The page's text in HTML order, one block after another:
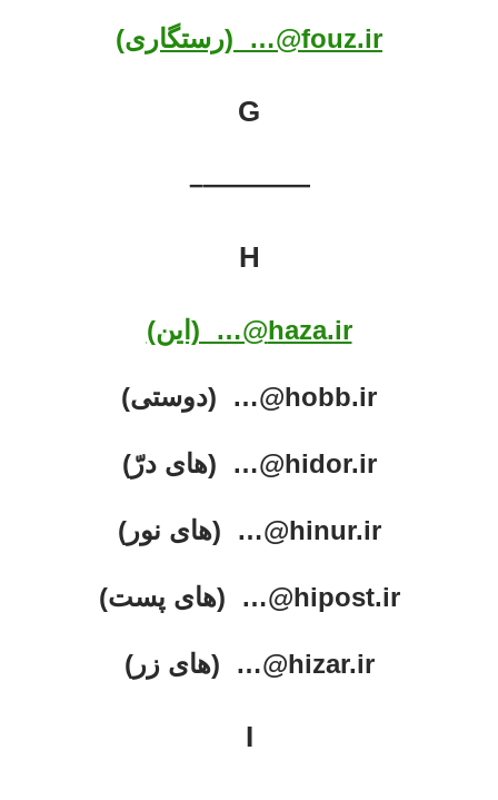
fouz.ir@… (رستگاری)
G
————–
H
haza.ir@… (این)
hobb.ir@… (دوستی)
hidor.ir@… (های درّ)
hinur.ir@… (های نور)
hipost.ir@… (های پست)
hizar.ir@… (های زر)
I